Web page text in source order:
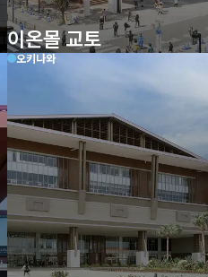
이온몰 교토
오키나와